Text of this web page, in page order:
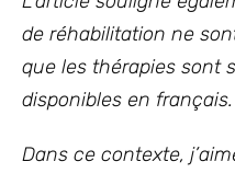
de réhabilitation ne
que les thérapies sont
disponibles en français.
Dans ce contexte,